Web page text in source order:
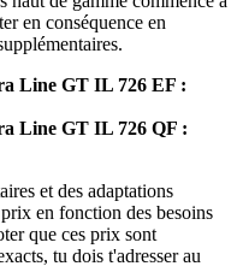
en conséquence en
Line GT IL 726 EF :
Line GT IL 726 QF :
et des adaptations
en fonction des besoins
que ces prix sont
tu dois t'adresser au